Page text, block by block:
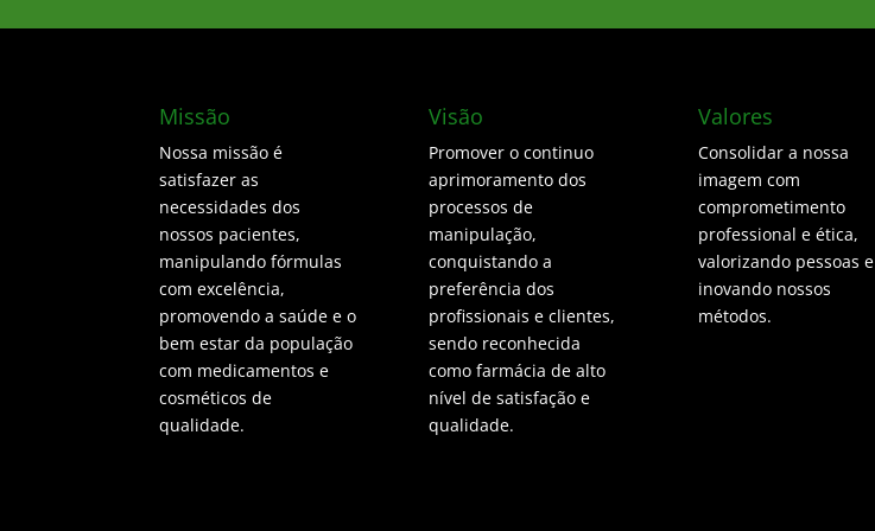
Missão
Nossa missão é
satisfazer as
necessidades dos
nossos pacientes,
manipulando fórmulas
com excelência,
promovendo a saúde e o
bem estar da população
com medicamentos e
cosméticos de
qualidade.
Visão
Promover o continuo
aprimoramento dos
processos de
manipulação,
conquistando a
preferência dos
profissionais e clientes,
sendo reconhecida
como farmácia de alto
nível de satisfação e
qualidade.
Valores
Consolidar a nossa
imagem com
comprometimento
professional e ética,
valorizando pessoas e
inovando nossos
métodos.